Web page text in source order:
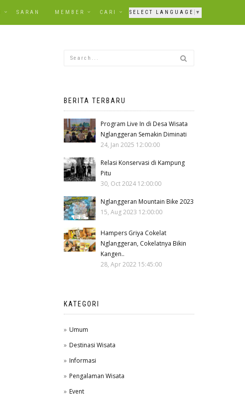
SARAN MEMBER CARI SELECT LANGUAGE ▼
BERITA TERBARU
Program Live In di Desa Wisata
Nglanggeran Semakin Diminati
24, Jan 2025 12:00:00
Relasi Konservasi di Kampung
Pitu
30, Oct 2024 12:00:00
Nglanggeran Mountain Bike 2023
15, Aug 2023 12:00:00
Hampers Griya Cokelat
Nglanggeran, Cokelatnya Bikin
Kangen..
28, Apr 2022 15:45:00
KATEGORI
Umum
Destinasi Wisata
Informasi
Pengalaman Wisata
Event